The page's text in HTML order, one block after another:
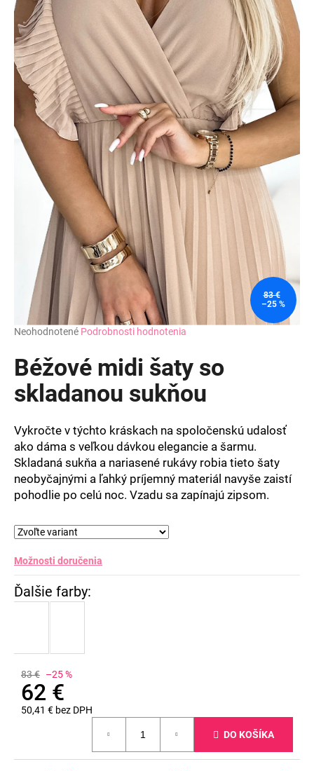
Priemerné
produktu
je
0,0
z
hviezdičiek.
Neohodnotené Podrobnosti hodnotenia
Béžové midi šaty so
skladanou sukňou
Vykročte v týchto kráskach na spoločenskú udalosť
ako dáma s veľkou dávkou elegancie a šarmu.
Skladaná sukňa a nariasené rukávy robia tieto šaty
neobyčajnými a ľahký príjemný materiál navyše zaistí
pohodlie po celú noc. Vzadu sa zapínajú zipsom.
Možnosti doručenia
83 € –25 %
62 €
50,41 € bez DPH
DO KOŠÍKA
83 €
–25 %